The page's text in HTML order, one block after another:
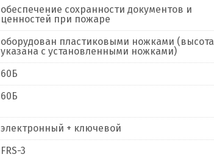
обеспечение сохранности документов и
ценностей при пожаре
оборудован пластиковыми ножками (высота
указана с установленными ножками)
60Б
60Б
электронный + ключевой
FRS-3